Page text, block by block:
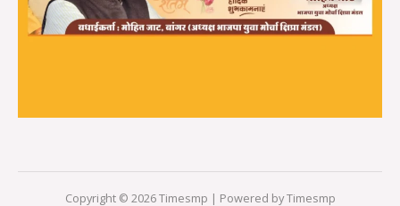
Copyright © 2026 Timesmp | Powered by Timesmp